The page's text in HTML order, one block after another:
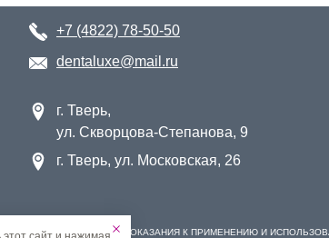
+7 (4822) 78-50-50
dentaluxe@mail.ru
г. Тверь,
ул. Скворцова-Степанова, 9
г. Тверь, ул. Московская, 26
ИМЕЮТСЯ ПРОТИВОПОКАЗАНИЯ К ПРИМЕНЕНИЮ И